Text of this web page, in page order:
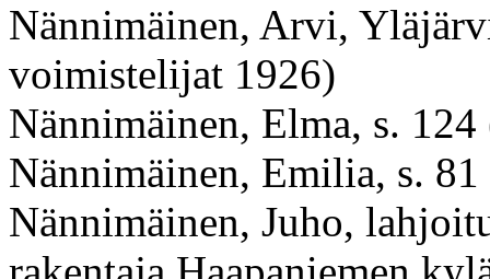
Nännimäinen, Arvi,
voimistelijat 1926)
Nännimäinen, Elma, s.
Nännimäinen, Emilia, s.
Nännimäinen, Juho,